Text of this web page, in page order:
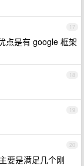
17
点是有 google 框架
18
19
20
要是满足几个刚